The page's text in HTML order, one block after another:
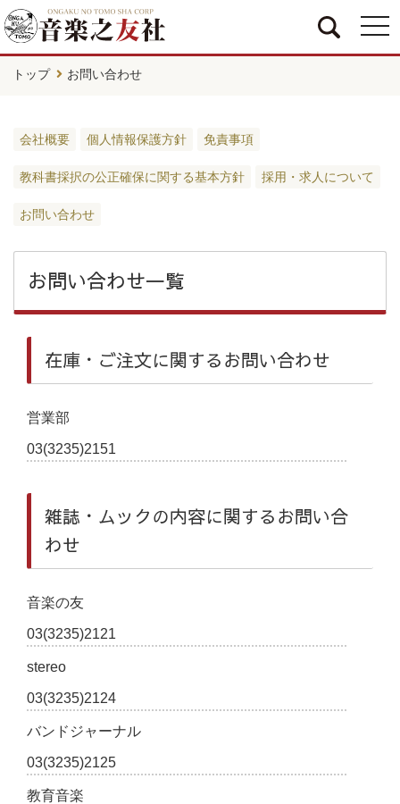
トップ お問い合わせ
会社概要 個人情報保護方針 免責事項
教科書採択の公正確保に関する基本方針 採用・求人について
お問い合わせ
お問い合わせ一覧
在庫・ご注文に関するお問い合わせ
営業部
03(3235)2151
雑誌・ムックの内容に関するお問い合
わせ
音楽の友
03(3235)2121
stereo
03(3235)2124
バンドジャーナル
03(3235)2125
教育音楽